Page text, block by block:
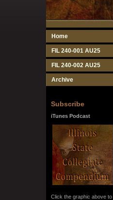
Home
FIL 240-001 AU25
FIL 240-002 AU25
Archive
Subscribe
iTunes Podcast
Click the graphic above to